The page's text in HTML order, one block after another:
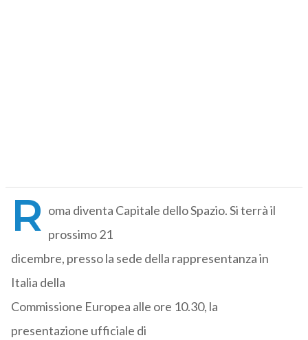
R oma diventa Capitale dello Spazio. Si terrà il
prossimo 21
dicembre, presso la sede della rappresentanza in
Italia della
Commissione Europea alle ore 10.30, la
presentazione ufficiale di